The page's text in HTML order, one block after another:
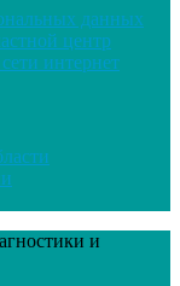
данных
центр
интернет
и